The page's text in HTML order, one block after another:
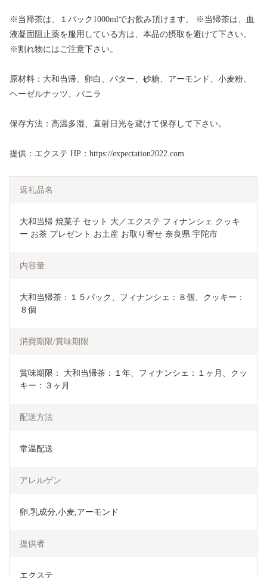
※当帰茶は、１パック1000mlでお飲み頂けます。 ※当帰茶は、血
液凝固阻止薬を服用している方は、本品の摂取を避けて下さい。
※割れ物にはご注意下さい。
原材料：大和当帰、卵白、バター、砂糖、アーモンド、小麦粉、
ヘーゼルナッツ、バニラ
保存方法：高温多湿、直射日光を避けて保存して下さい。
提供：エクステ HP：https://expectation2022.com
返礼品名
大和当帰 焼菓子 セット 大／エクステ フィナンシェ クッキ
ー お茶 プレゼント お土産 お取り寄せ 奈良県 宇陀市
内容量
大和当帰茶：１５パック、フィナンシェ：８個、クッキー：
８個
消費期限/賞味期限
賞味期限： 大和当帰茶：１年、フィナンシェ：１ヶ月、クッ
キー：３ヶ月
配送方法
常温配送
アレルゲン
卵,乳成分,小麦,アーモンド
提供者
エクステ